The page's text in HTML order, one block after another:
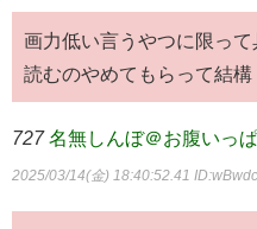
画力低い言うやつに限っ
読むのやめてもらって結構
727 名無しんぼ＠お腹いっ
2025/03/14(金) 18:40:52.41